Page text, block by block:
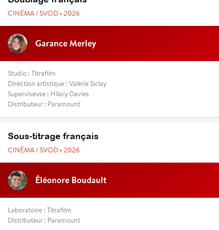
CINÉMA / SVOD • 2026
Garance Merley
Studio : Titrafilm
Direction artistique : Valérie Siclay
Superviseuse : Hilary Davies
Distributeur : Paramount
Sous-titrage français
CINÉMA / SVOD • 2026
Éléonore Boudault
Laboratoire : Titrafilm
Distributeur : Paramount